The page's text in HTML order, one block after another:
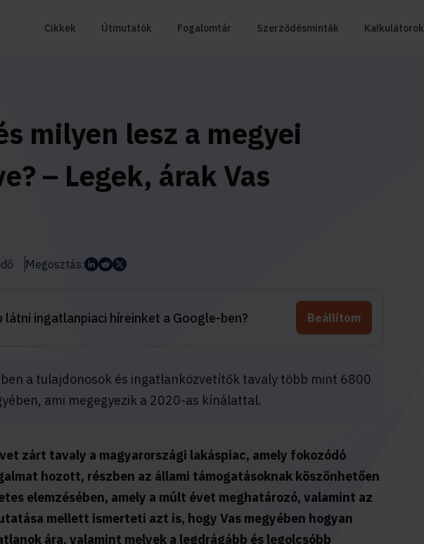
Cikkek Útmutatók Fogalomtár Szerződésminták Kalkulátorok
milyen lesz a megyei
– Legek, árak Vas
Megosztás:
látni ingatlanpiaci híreinket a Google-ben? Beállítom
a tulajdonosok és ingatlanközvetítők tavaly több mint 6800
ami megegyezik a 2020-as kínálattal.
zárt tavaly a magyarországi lakáspiac, amely fokozódó
hozott, részben az állami támogatásoknak köszönhetően
elemzésében, amely a múlt évet meghatározó, valamint az
mellett ismerteti azt is, hogy Vas megyében hogyan
ára, valamint melyek a legdrágább és legolcsóbb